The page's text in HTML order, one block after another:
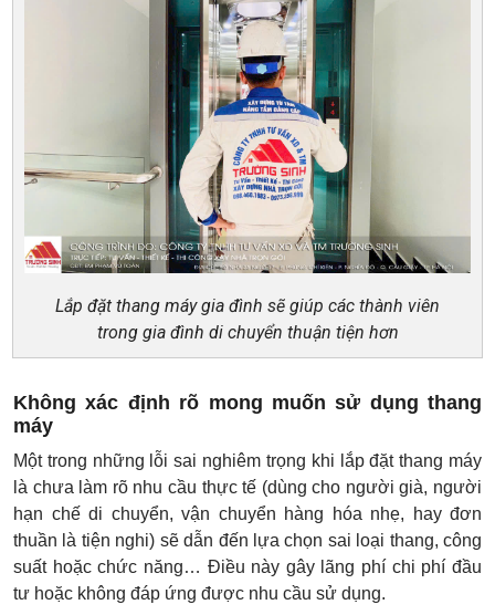
Lắp đặt thang máy gia đình sẽ giúp các thành viên
trong gia đình di chuyển thuận tiện hơn
Không xác định rõ mong muốn sử dụng thang
máy
Một trong những lỗi sai nghiêm trọng khi lắp đặt thang máy
là chưa làm rõ nhu cầu thực tế (dùng cho người già, người
hạn chế di chuyển, vận chuyển hàng hóa nhẹ, hay đơn
thuần là tiện nghi) sẽ dẫn đến lựa chọn sai loại thang, công
suất hoặc chức năng… Điều này gây lãng phí chi phí đầu
tư hoặc không đáp ứng được nhu cầu sử dụng.